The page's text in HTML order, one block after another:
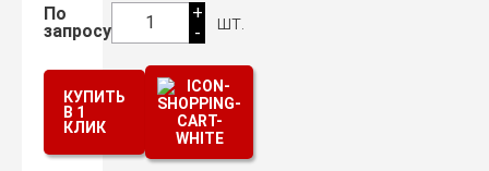
По
запросу
1
+
-
шт.
КУПИТЬ
В 1
КЛИК